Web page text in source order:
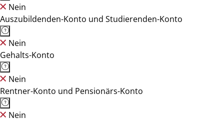
Nein
Auszubildenden-Konto und Studierenden-Konto
Nein
Gehalts-Konto
Nein
Rentner-Konto und Pensionärs-Konto
Nein